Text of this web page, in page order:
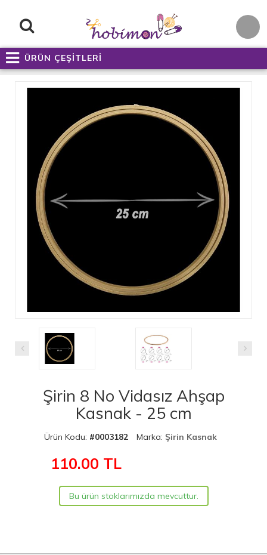
ÜRÜN ÇEŞİTLERİ
Şirin 8 No Vidasız Ahşap
Kasnak - 25 cm
Ürün Kodu: #0003182 Marka: Şirin Kasnak
110.00 TL
Bu ürün stoklarımızda mevcuttur.